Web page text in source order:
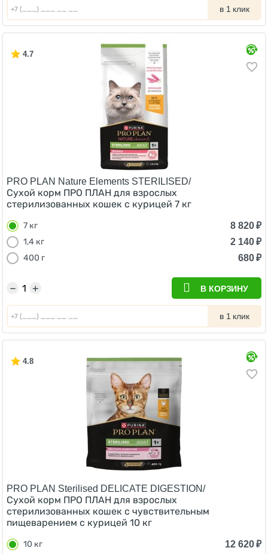
в 1 клик
4.7
PRO PLAN Nature Elements STERILISED/
Сухой корм ПРО ПЛАН для взрослых
стерилизованных кошек с курицей 7 кг
7 кг 8 820₽
1,4 кг
2 140₽
400 г
680₽
+
− В КОРЗИНУ
в 1 клик
4.8
PRO PLAN Sterilised DELICATE DIGESTION/
Сухой корм ПРО ПЛАН для взрослых
стерилизованных кошек с чувствительным
пищеварением с курицей 10 кг
10 кг 12 620₽